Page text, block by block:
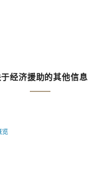
经济援助的其他信息
览